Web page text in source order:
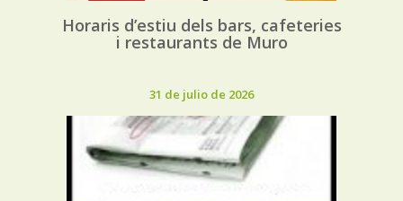
Horaris d’estiu dels bars, cafeteries
i restaurants de Muro
31 de julio de 2026